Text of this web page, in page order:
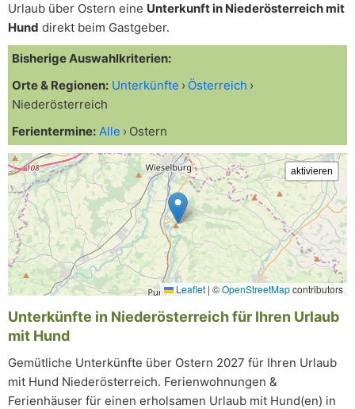
Urlaub über Ostern eine Unterkunft in Niederösterreich mit
Hund direkt beim Gastgeber.
Bisherige Auswahlkriterien:
Orte & Regionen: Unterkünfte
Österreich
Niederösterreich
Ferientermine: Alle Ostern
Leaflet | ©OpenStreetMapcontributors
Unterkünfte in Niederösterreich für Ihren Urlaub
mit Hund
Gemütliche Unterkünfte über Ostern 2027 für Ihren Urlaub
mit Hund Niederösterreich. Ferienwohnungen &
Ferienhäuser für einen erholsamen Urlaub mit Hund(en) in